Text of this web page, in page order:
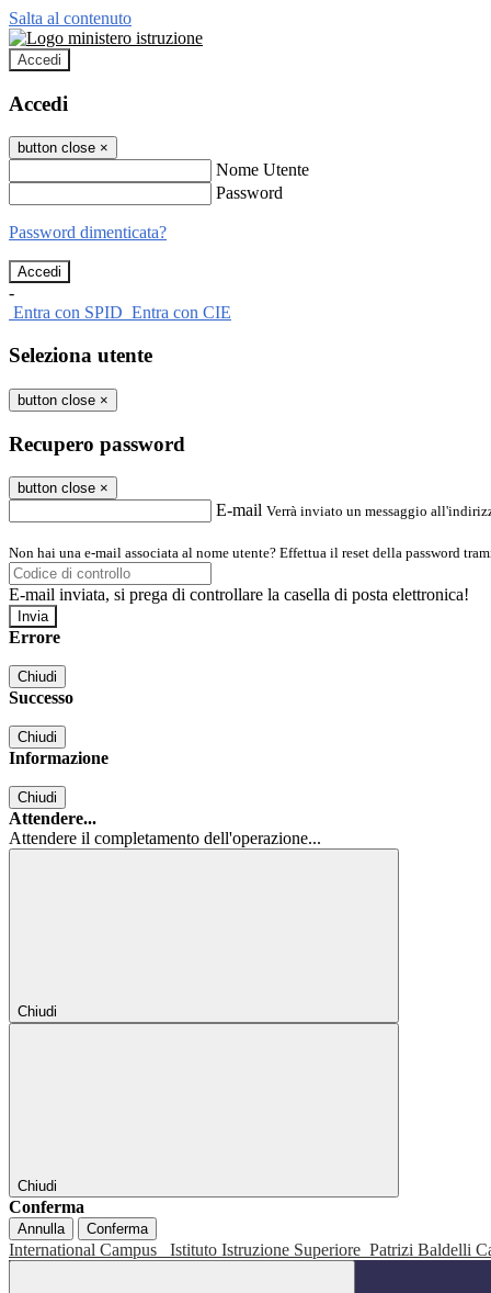
Salta al contenuto
Accedi
Accedi
button close ×
Nome Utente
Password
Password dimenticata?
-
Entra con SPID Entra con CIE
Seleziona utente
button close ×
Recupero password
button close ×
E-mail Verrà inviato un messaggio
Non hai una e-mail associata al nome utente? Effettua il reset della password
E-mail inviata, si prega di controllare la casella di posta elettronica!
Errore
Chiudi
Successo
Chiudi
Informazione
Chiudi
Attendere...
Attendere il completamento dell'operazione...
Chiudi
Chiudi
Conferma
Annulla Conferma
International Campus Istituto Istruzione Superiore Patrizi Baldelli